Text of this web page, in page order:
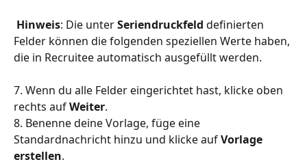
Hinweis: Die unter Seriendruckfeld definierten
Felder können die folgenden speziellen Werte haben,
die in Recruitee automatisch ausgefüllt werden.
7. Wenn du alle Felder eingerichtet hast, klicke oben
rechts auf Weiter.
8. Benenne deine Vorlage, füge eine
Standardnachricht hinzu und klicke auf Vorlage
erstellen.